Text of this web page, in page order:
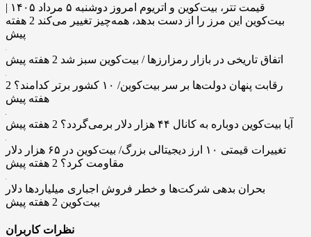
قیمت تتر، بیت‌کوین و اتریوم امروز دوشنبه ۵ مرداد ۱۴۰۵ |
بیت‌کوین این مرز را از دست بدهد، همه‌چیز تغییر می‌کند
2 هفته
پیش
اتفاق تاریخی در بازار رمزارزها / بیت‌کوین سبز شد 2 هفته پیش
رقابت پنهان دولت‌ها بر سر بیت‌کوین/ ۱۰ کشور برتر کدامند؟
2
هفته پیش
آیا بیت‌کوین دوباره به کانال ۴۴ هزار دلار برمی‌گردد؟ 2 هفته پیش
تغییرات قیمتی ۱۰ ارز دیجیتالی بزرگ/ بیت‌کوین در ۶۵ هزار دلار
مقاومت کرد؟ 2 هفته پیش
بحران بدهی شرکت‌ها و خطر فروش اجباری میلیاردها دلار
بیت‌کوین 2 هفته پیش
نظرات کاربران